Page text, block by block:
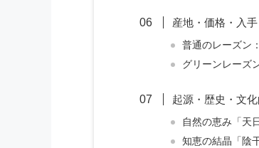
産地・価格・入
普通のレーズン
グリーンレーズ
起源・歴史・文
自然の恵み「天
知恵の結晶「陰